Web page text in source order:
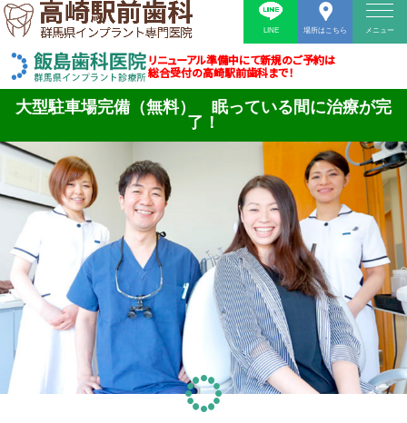
LINE 場所はこちら メニュー
リニューアル準備中にて新規のご予約は
総合受付の高崎駅前歯科まで！
大型駐車場完備（無料） 眠っている間に治療が完
了！